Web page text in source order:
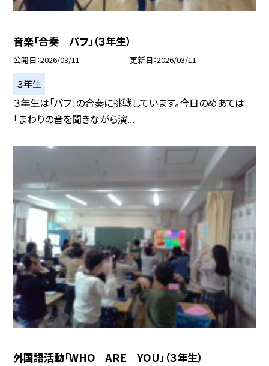
音楽「合奏 パフ」（３年生）
公開日 2026/03/11 更新日 2026/03/11
３年生
３年生は「パフ」の合奏に挑戦しています。今日のめあては
「まわりの音を聞きながら演...
外国語活動「WHO ARE YOU」（３年生）